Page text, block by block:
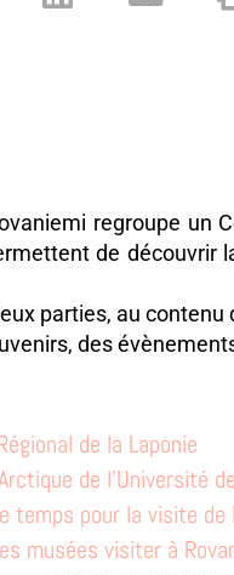
regroupe un
de découvrir
parties, au
des
de la Laponie
de l’Université
temps pour la visite de
musées visiter à